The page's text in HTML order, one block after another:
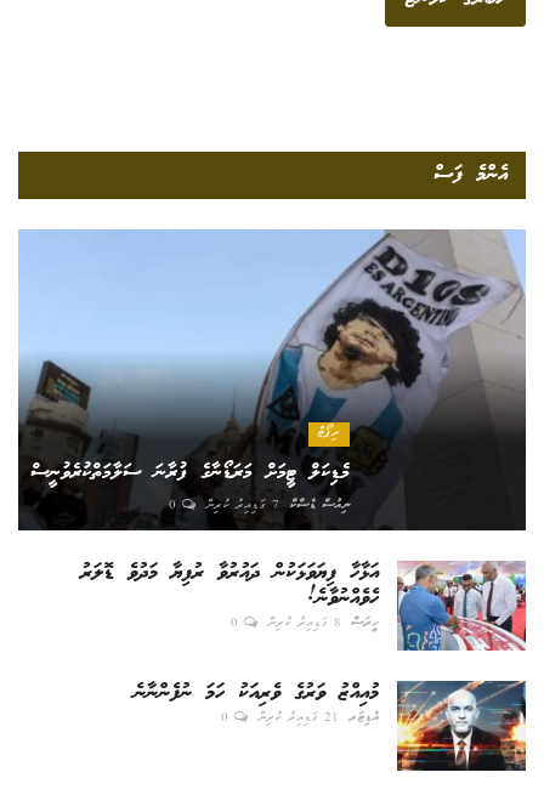
އެންމެ ފަސް
ރިޕޯޓް
މެޑިކަލް ޓީމަށް މަރަޑޯނާގެ ފުރާނަ ސަލާމަތްކުރެވުނީސް
ނިއުސް ޑެސްކް 7 ގަޑިއިރު ކުރިން 0
އަޅާހާ ފިޔަވަޅަކުން ދައުރުވާ ރުފިޔާ މަދުވެ ޑޮލަރު
ހެވެއްނުވާނެ!
ހީރަސް 8 ގަޑިއިރު ކުރިން 0
މުއިއްޒު ވަރުގެ ވެރިއަކު ހަމަ ނުފެންނާނެ
އެޑިޓަރ 21 ގަޑިއިރު ކުރިން 0